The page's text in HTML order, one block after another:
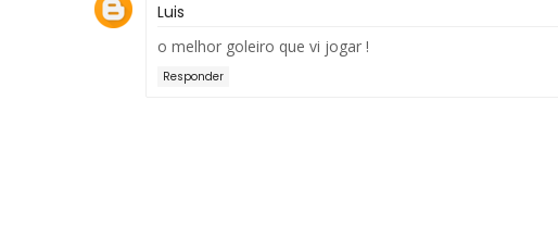
Luis
o melhor goleiro que vi jogar !
Responder